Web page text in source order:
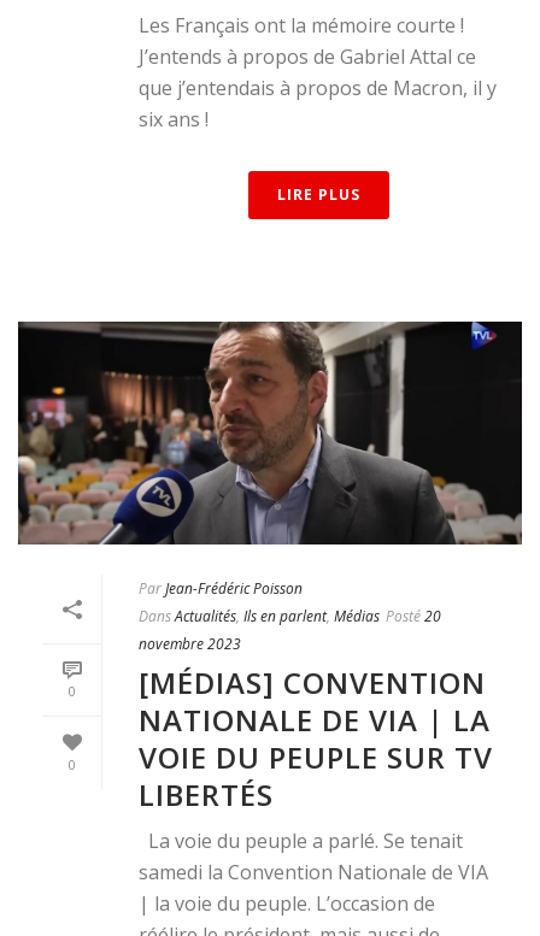
Les Français ont la mémoire courte !
J’entends à propos de Gabriel Attal ce
que j’entendais à propos de Macron, il y
six ans !
LIRE PLUS
0
0
ParJean-Frédéric Poisson
DansActualités, Ils en parlent, Médias Posté20
novembre 2023
[MÉDIAS] CONVENTION
NATIONALE DE VIA | LA
VOIE DU PEUPLE SUR TV
LIBERTÉS
La voie du peuple a parlé. Se tenait
samedi la Convention Nationale de VIA
| la voie du peuple. L’occasion de